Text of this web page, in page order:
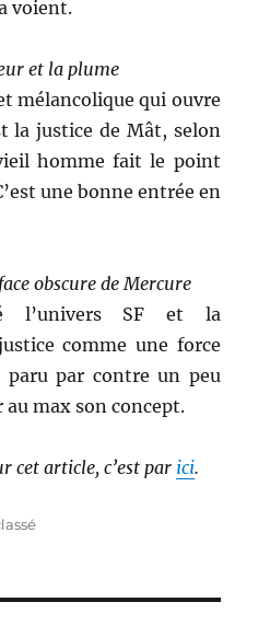
voient.
et la plume
mélancolique qui ouvre
la justice de Mât, selon
homme fait le point
une bonne entrée en
obscure de Mercure
l’univers SF et la
comme une force
paru par contre un peu
max son concept.
cet article, c’est par ici.